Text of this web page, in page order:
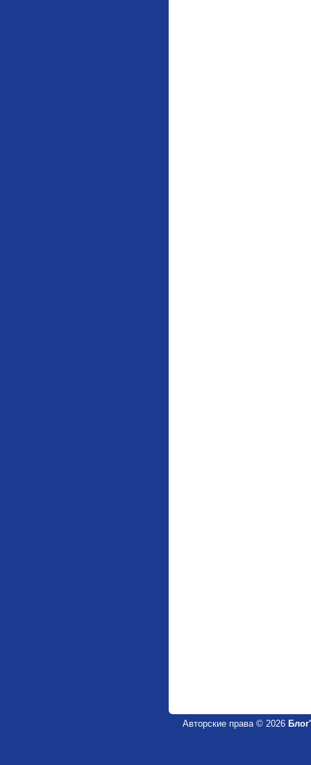
Авторские права © 2026